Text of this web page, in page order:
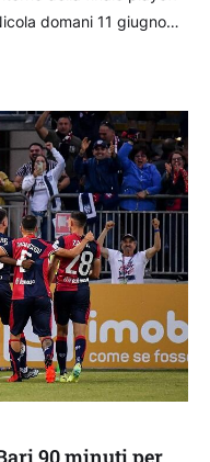
domani 11 giugno
90 minuti per